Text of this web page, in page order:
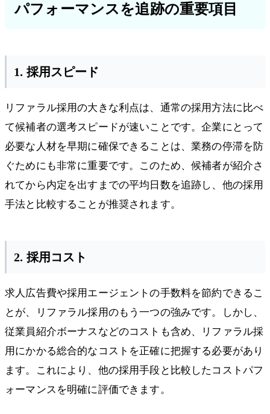
パフォーマンスを追跡の重要項目
1. 採用スピード
リファラル採用の大きな利点は、通常の採用方法に比べ
て候補者の選考スピードが速いことです。企業にとって
必要な人材を早期に確保できることは、業務の停滞を防
ぐためにも非常に重要です。このため、候補者が紹介さ
れてから内定を出すまでの平均日数を追跡し、他の採用
手法と比較することが推奨されます。
2. 採用コスト
求人広告費や採用エージェントの手数料を節約できるこ
とが、リファラル採用のもう一つの強みです。しかし、
従業員紹介ボーナスなどのコストも含め、リファラル採
用にかかる総合的なコストを正確に把握する必要があり
ます。これにより、他の採用手段と比較したコストパフ
ォーマンスを明確に評価できます。